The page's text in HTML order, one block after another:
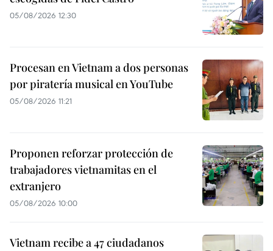
05/08/2026 12:30
Procesan en Vietnam a dos personas
por piratería musical en YouTube
05/08/2026 11:21
Proponen reforzar protección de
trabajadores vietnamitas en el
extranjero
05/08/2026 10:00
Vietnam recibe a 47 ciudadanos